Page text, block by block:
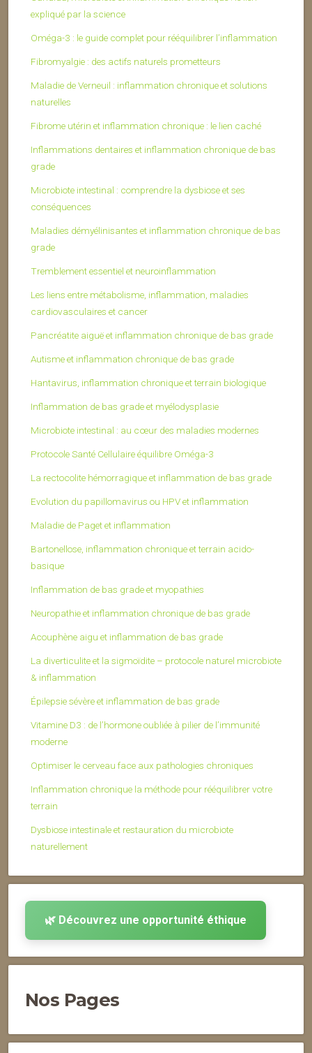
expliqué par la science
Oméga-3 : le guide complet pour rééquilibrer l’inflammation
Fibromyalgie : des actifs naturels prometteurs
Maladie de Verneuil : inflammation chronique et solutions
naturelles
Fibrome utérin et inflammation chronique : le lien caché
Inflammations dentaires et inflammation chronique de bas
grade
Microbiote intestinal : comprendre la dysbiose et ses
conséquences
Maladies démyélinisantes et inflammation chronique de bas
grade
Tremblement essentiel et neuroinflammation
Les liens entre métabolisme, inflammation, maladies
cardiovasculaires et cancer
Pancréatite aiguë et inflammation chronique de bas grade
Autisme et inflammation chronique de bas grade
Hantavirus, inflammation chronique et terrain biologique
Inflammation de bas grade et myélodysplasie
Microbiote intestinal : au cœur des maladies modernes
Protocole Santé Cellulaire équilibre Oméga-3
La rectocolite hémorragique et inflammation de bas grade
Evolution du papillomavirus ou HPV et inflammation
Maladie de Paget et inflammation
Bartonellose, inflammation chronique et terrain acido-
basique
Inflammation de bas grade et myopathies
Neuropathie et inflammation chronique de bas grade
Acouphène aigu et inflammation de bas grade
La diverticulite et la sigmoïdite – protocole naturel microbiote
& inflammation
Épilepsie sévère et inflammation de bas grade
Vitamine D3 : de l’hormone oubliée à pilier de l’immunité
moderne
Optimiser le cerveau face aux pathologies chroniques
Inflammation chronique la méthode pour rééquilibrer votre
terrain
Dysbiose intestinale et restauration du microbiote
naturellement
🌿 Découvrez une opportunité éthique
Nos Pages